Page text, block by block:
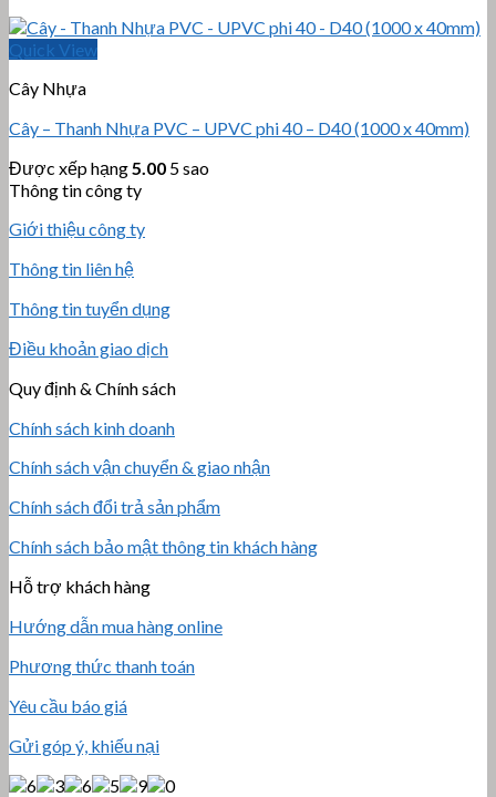
Quick View
Cây Nhựa
Cây – Thanh Nhựa PVC – UPVC phi 40 – D40 (1000 x 40mm)
Được xếp hạng5.00 5 sao
Thông tin công ty
Giới thiệu công ty
Thông tin liên hệ
Thông tin tuyển dụng
Điều khoản giao dịch
Quy định & Chính sách
Chính sách kinh doanh
Chính sách vận chuyển & giao nhận
Chính sách đổi trả sản phẩm
Chính sách bảo mật thông tin khách hàng
Hỗ trợ khách hàng
Hướng dẫn mua hàng online
Phương thức thanh toán
Yêu cầu báo giá
Gửi góp ý, khiếu nại